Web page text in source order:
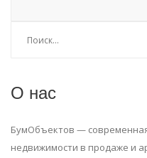
О нас
БумОбъектов —
недвижимости в продаже и